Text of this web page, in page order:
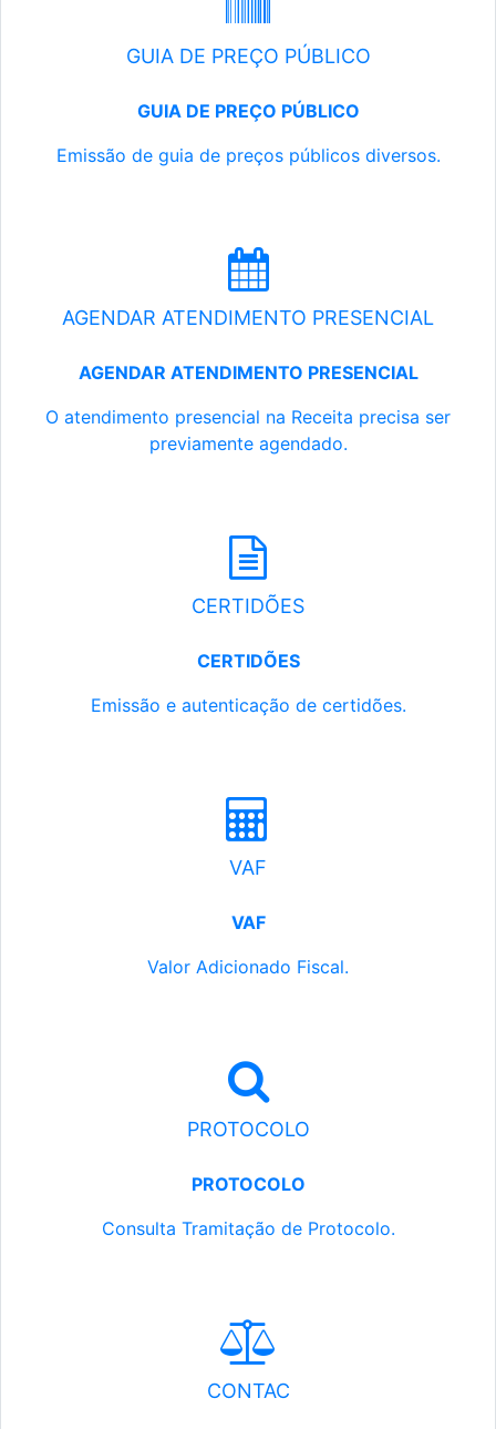
GUIA DE PREÇO PÚBLICO
GUIA DE PREÇO PÚBLICO
Emissão de guia de preços públicos diversos.
AGENDAR ATENDIMENTO PRESENCIAL
AGENDAR ATENDIMENTO PRESENCIAL
O atendimento presencial na Receita precisa ser
previamente agendado.
CERTIDÕES
CERTIDÕES
Emissão e autenticação de certidões.
VAF
VAF
Valor Adicionado Fiscal.
PROTOCOLO
PROTOCOLO
Consulta Tramitação de Protocolo.
CONTAC